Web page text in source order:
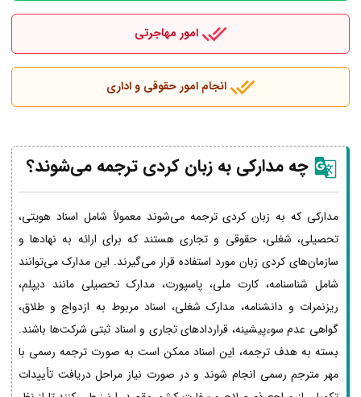
امور مهاجرتی
انجام امور حقوقی و اداری
چه مدارکی به زبان کردی ترجمه می‌شوند؟
مدارکی که به زبان کردی ترجمه می‌شوند معمولاً شامل اسناد هویتی،
تحصیلی، شغلی، حقوقی و تجاری هستند که برای ارائه به نهادها و
سازمان‌های کردی زبان مورد استفاده قرار می‌گیرند. این مدارک می‌توانند
شامل شناسنامه، کارت ملی، پاسپورت، مدارک تحصیلی مانند دیپلم،
ریزنمرات و دانشنامه، مدارک شغلی، اسناد مربوط به ازدواج و طلاق،
گواهی عدم سوءپیشینه، قراردادهای تجاری و اسناد ثبتی شرکت‌ها باشند.
بسته به هدف ترجمه، این اسناد ممکن است به صورت ترجمه رسمی با
مهر مترجم رسمی انجام شوند و در صورت نیاز مراحل دریافت تأییدات